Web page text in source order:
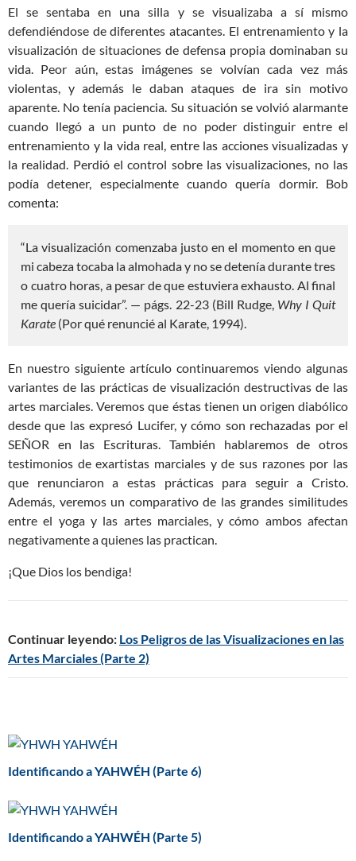
El se sentaba en una silla y se visualizaba a sí mismo
defendiéndose de diferentes atacantes. El entrenamiento y la
visualización de situaciones de defensa propia dominaban su
vida. Peor aún, estas imágenes se volvían cada vez más
violentas, y además le daban ataques de ira sin motivo
aparente. No tenía paciencia. Su situación se volvió alarmante
cuando llegó a un punto de no poder distinguir entre el
entrenamiento y la vida real, entre las acciones visualizadas y
la realidad. Perdió el control sobre las visualizaciones, no las
podía detener, especialmente cuando quería dormir. Bob
comenta:
“La visualización comenzaba justo en el momento en que
mi cabeza tocaba la almohada y no se detenía durante tres
o cuatro horas, a pesar de que estuviera exhausto. Al final
me quería suicidar”. — págs. 22-23 (Bill Rudge, Why I Quit
Karate (Por qué renuncié al Karate, 1994).
En nuestro siguiente artículo continuaremos viendo algunas
variantes de las prácticas de visualización destructivas de las
artes marciales. Veremos que éstas tienen un origen diabólico
desde que las expresó Lucifer, y cómo son rechazadas por el
SEÑOR en las Escrituras. También hablaremos de otros
testimonios de exartistas marciales y de sus razones por las
que renunciaron a estas prácticas para seguir a Cristo.
Además, veremos un comparativo de las grandes similitudes
entre el yoga y las artes marciales, y cómo ambos afectan
negativamente a quienes las practican.
¡Que Dios los bendiga!
Continuar leyendo: Los Peligros de las Visualizaciones en las
Artes Marciales (Parte 2)
Identificando a YAHWÉH (Parte 6)
Identificando a YAHWÉH (Parte 5)